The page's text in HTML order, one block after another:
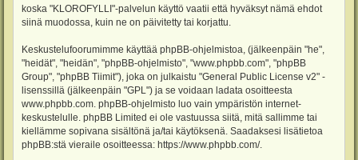
koska "KLOROFYLLI"-palvelun käyttö vaatii että hyväksyt nämä ehdot
siinä muodossa, kuin ne on päivitetty tai korjattu.
Keskustelufoorumimme käyttää phpBB-ohjelmistoa, (jälkeenpäin "he",
"heidät", "heidän", "phpBB-ohjelmisto", "www.phpbb.com", "phpBB
Group", "phpBB Tiimit"), joka on julkaistu "General Public License v2" -
lisenssillä (jälkeenpäin "GPL") ja se voidaan ladata osoitteesta
www.phpbb.com . phpBB-ohjelmisto luo vain ympäristön internet-
keskustelulle. phpBB Limited ei ole vastuussa siitä, mitä sallimme tai
kiellämme sopivana sisältönä ja/tai käytöksenä. Saadaksesi lisätietoa
phpBB:stä vieraile osoitteessa: https://www.phpbb.com/.